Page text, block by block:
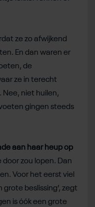
ze zo afwijkend
En dan waren er
de
ze in terecht
Nee, niet huilen,
gingen steeds
aan haar heup op
door zou lopen. Dan
Voor het eerst viel
grote beslissing’, zegt
is óók een grote